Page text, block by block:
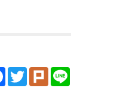
Facebook
TwitterPlurk